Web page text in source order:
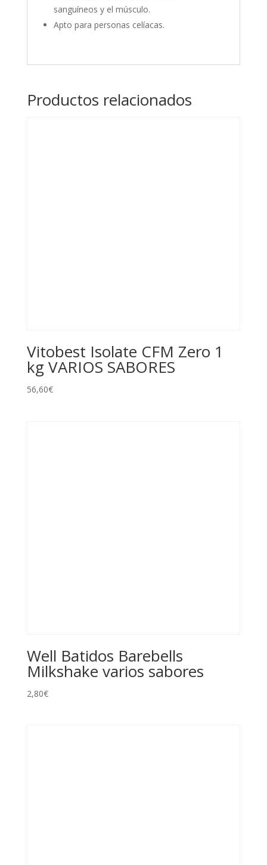
sanguíneos y el músculo.
Apto para personas celíacas.
Productos relacionados
Vitobest Isolate CFM Zero 1
kg VARIOS SABORES
56,60€
Well Batidos Barebells
Milkshake varios sabores
2,80€